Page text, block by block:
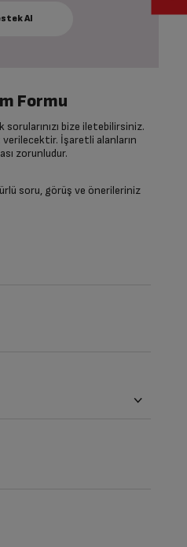
Formu
sorularınızı bize iletebilirsiniz.
verilecektir. İşaretli alanların
zorunludur.
soru, görüş ve önerileriniz